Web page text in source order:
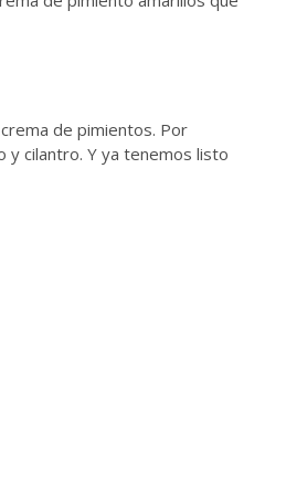
de pimientos. Por
y cilantro. Y ya tenemos listo